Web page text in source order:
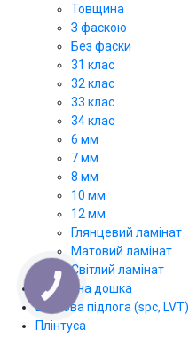
Товщина
З фаскою
Без фаски
31 клас
32 клас
33 клас
34 клас
6 мм
7 мм
8 мм
10 мм
12 мм
Глянцевий ламінат
Матовий ламінат
Світлий ламінат
Паркетна дошка
Вінілова підлога (spc, LVT)
Плінтуса
КНОПКА
ЗВ'ЯЗКУ